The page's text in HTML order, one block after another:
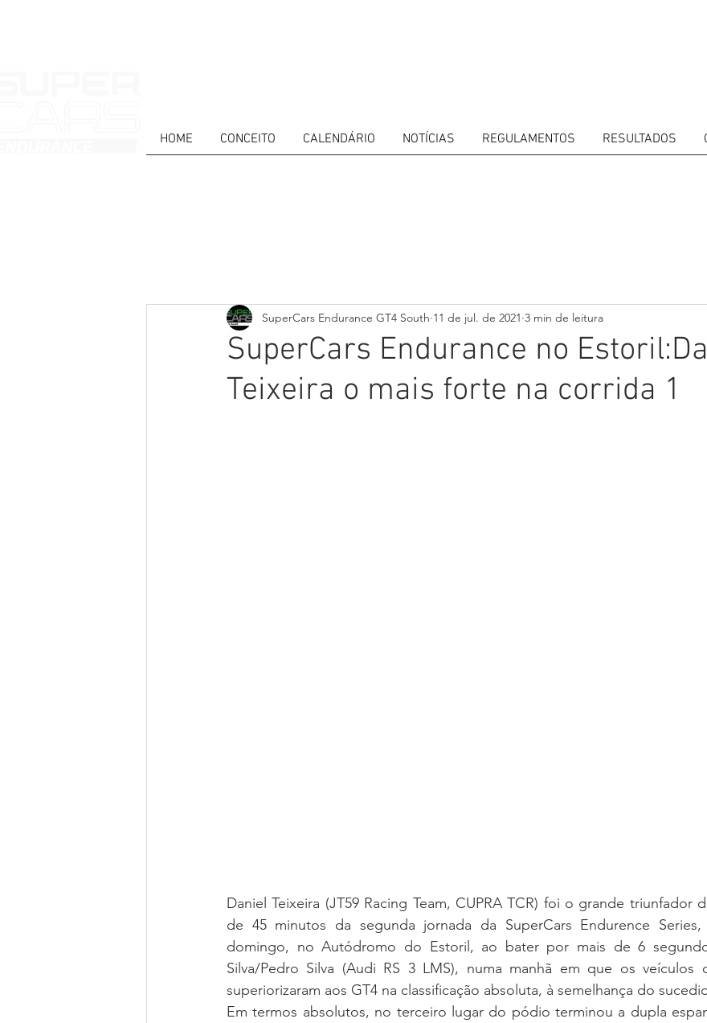
HOME CONCEITO CALENDÁRIO NOTÍCIAS REGULAMENTOS RESULTADOS
SuperCars Endurance no
Teixeira o mais forte na corrida 1
SuperCars Endurance GT4 South 11 de jul. de 2021 3 min de leitura
Daniel Teixeira (JT59 Racing Team, CUPRA TCR) foi o grande triunfador
de 45 minutos da segunda jornada da SuperCars Endurence
domingo, no Autódromo do Estoril, ao bater por mais de 6
Silva/Pedro Silva (Audi RS 3 LMS), numa manhã em que os veículos
superiorizaram aos GT4 na classificação absoluta, à semelhança do
Em termos absolutos, no terceiro lugar do pódio terminou a dupla